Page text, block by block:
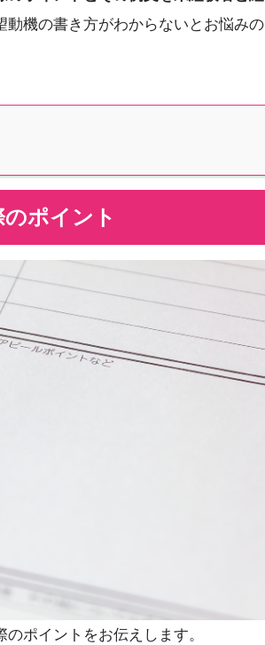
動機の書き方がわからないとお悩みの
ポイント
ポイントをお伝えします。